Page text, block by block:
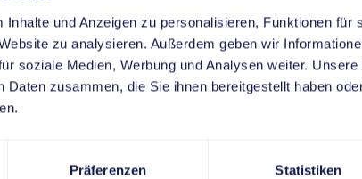
und Anzeigen zu personalisieren, Funktionen für
zu analysieren. Außerdem geben wir
soziale Medien, Werbung und Analysen weiter.
Daten zusammen, die Sie ihnen bereitgestellt haben
Präferenzen Statistiken